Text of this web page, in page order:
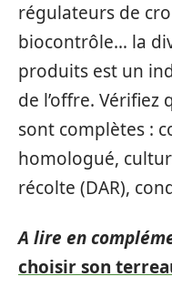
régulateurs de
biocontrôle… la
produits est un
de l’offre.
sont complètes :
homologué,
récolte (DAR),
A lire en
choisir son